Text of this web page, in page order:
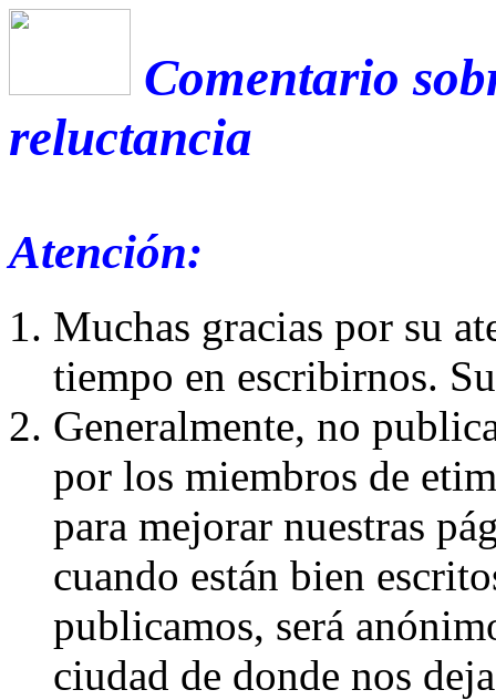
Comentario
reluctancia
Atención:
Muchas gracias por su
tiempo en escribirnos.
Generalmente, no
por los miembros de
para mejorar nuestras
cuando están bien
publicamos, será
ciudad de donde nos